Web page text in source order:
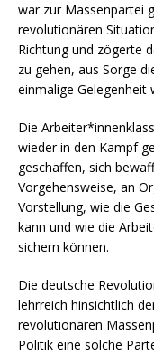
war zur Massenpartei
revolutionären
Richtung und zögerte
zu gehen, aus Sorge
einmalige Gelegenheit
Die
wieder in den Kampf
geschaffen, sich
Vorgehensweise, an
Vorstellung, wie die
kann und wie die
sichern können.
Die deutsche
lehrreich hinsichtlich
revolutionären
Politik eine solche